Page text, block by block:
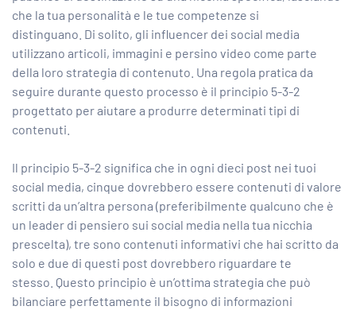
che la tua personalità e le tue competenze si
distinguano. Di solito, gli influencer dei social media
utilizzano articoli, immagini e persino video come parte
della loro strategia di contenuto. Una regola pratica da
seguire durante questo processo è il principio 5-3-2
progettato per aiutare a produrre determinati tipi di
contenuti.
Il principio 5-3-2 significa che in ogni dieci post nei tuoi
social media, cinque dovrebbero essere contenuti di valore
scritti da un’altra persona (preferibilmente qualcuno che è
un leader di pensiero sui social media nella tua nicchia
prescelta), tre sono contenuti informativi che hai scritto da
solo e due di questi post dovrebbero riguardare te
stesso. Questo principio è un’ottima strategia che può
bilanciare perfettamente il bisogno di informazioni